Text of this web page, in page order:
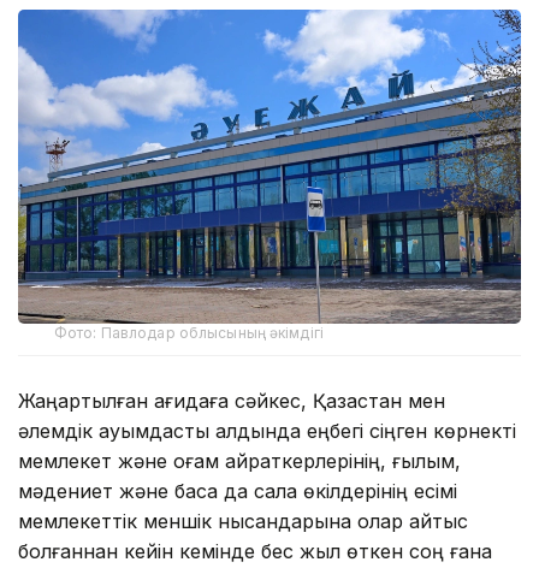
Фото: Павлодар облысының әкімдігі
Жаңартылған қағидаға сәйкес, Қазақстан мен
әлемдік қауымдастық алдында еңбегі сіңген көрнекті
мемлекет және қоғам қайраткерлерінің, ғылым,
мәдениет және басқа да сала өкілдерінің есімі
мемлекеттік меншік нысандарына олар қайтыс
болғаннан кейін кемінде бес жыл өткен соң ғана